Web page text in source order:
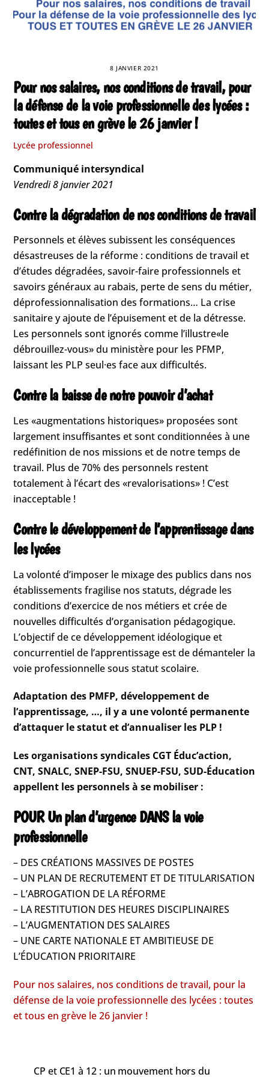
8 JANVIER 2021
Pour nos salaires, nos conditions de travail, pour
la défense de la voie professionnelle des lycées :
toutes et tous en grève le 26 janvier !
Lycée professionnel
Communiqué intersyndical
Vendredi 8 janvier 2021
Contre la dégradation de nos conditions de travail
Personnels et élèves subissent les conséquences
désastreuses de la réforme : conditions de travail et
d’études dégradées, savoir-faire professionnels et
savoirs généraux au rabais, perte de sens du métier,
déprofessionnalisation des formations… La crise
sanitaire y ajoute de l’épuisement et de la détresse.
Les personnels sont ignorés comme l’illustre«le
débrouillez-vous» du ministère pour les PFMP,
laissant les PLP seul·es face aux difficultés.
Contre la baisse de notre pouvoir d’achat
Les «augmentations historiques» proposées sont
largement insuffisantes et sont conditionnées à une
redéfinition de nos missions et de notre temps de
travail. Plus de 70% des personnels restent
totalement à l’écart des «revalorisations» ! C’est
inacceptable !
Contre le développement de l’apprentissage dans
les lycées
La volonté d’imposer le mixage des publics dans nos
établissements fragilise nos statuts, dégrade les
conditions d’exercice de nos métiers et crée de
nouvelles difficultés d’organisation pédagogique.
L’objectif de ce développement idéologique et
concurrentiel de l’apprentissage est de démanteler la
voie professionnelle sous statut scolaire.
Adaptation des PMFP, développement de
l’apprentissage, …, il y a une volonté permanente
d’attaquer le statut et d’annualiser les PLP !
Les organisations syndicales CGT Éduc’action,
CNT, SNALC, SNEP-FSU, SNUEP-FSU, SUD-Éducation
appellent les personnels à se mobiliser :
POUR Un plan d’urgence DANS la voie
professionnelle
– DES CRÉATIONS MASSIVES DE POSTES
– UN PLAN DE RECRUTEMENT ET DE TITULARISATION
– L’ABROGATION DE LA RÉFORME
– LA RESTITUTION DES HEURES DISCIPLINAIRES
– L’AUGMENTATION DES SALAIRES
– UNE CARTE NATIONALE ET AMBITIEUSE DE
L’ÉDUCATION PRIORITAIRE
Pour nos salaires, nos conditions de travail, pour la
défense de la voie professionnelle des lycées : toutes
et tous en grève le 26 janvier !
CP et CE1 à 12 : un mouvement hors du